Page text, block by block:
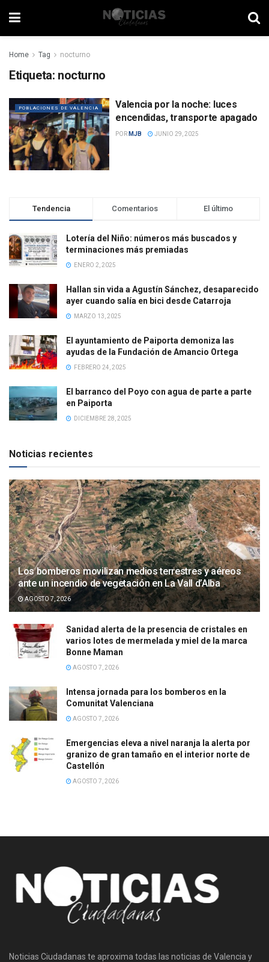
Home Tag nocturno
Etiqueta: nocturno
POBLACIONES DE VALENCIA
Valencia por la noche: luces
encendidas, transporte apagado
POR MJB JUNIO 29, 2025
Tendencia Comentarios El último
Lotería del Niño: números más buscados y
terminaciones más premiadas
ENERO 2, 2025
Hallan sin vida a Agustín Sánchez, desaparecido
ayer cuando salía en bici desde Catarroja
MARZO 13, 2025
El ayuntamiento de Paiporta demoniza las
ayudas de la Fundación de Amancio Ortega
FEBRERO 24, 2025
El barranco del Poyo con agua de parte a parte
en Paiporta
DICIEMBRE 28, 2025
Noticias recientes
Los bomberos movilizan medios terrestres y aéreos
ante un incendio de vegetación en La Vall d’Alba
AGOSTO 7, 2026
Sanidad alerta de la presencia de cristales en
varios lotes de mermelada y miel de la marca
Bonne Maman
AGOSTO 7, 2026
Intensa jornada para los bomberos en la
Comunitat Valenciana
AGOSTO 7, 2026
Emergencias eleva a nivel naranja la alerta por
granizo de gran tamaño en el interior norte de
Castellón
AGOSTO 7, 2026
Noticias Ciudadanas te aproxima todas las noticias de Valencia y